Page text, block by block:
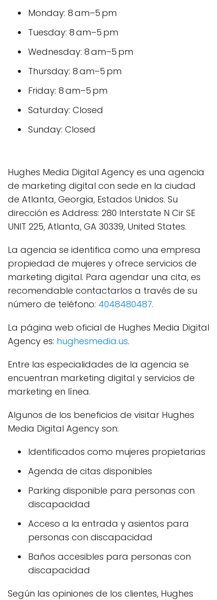
Monday: 8 am–5 pm
Tuesday: 8 am–5 pm
Wednesday: 8 am–5 pm
Thursday: 8 am–5 pm
Friday: 8 am–5 pm
Saturday: Closed
Sunday: Closed
Hughes Media Digital Agency es una agencia
de marketing digital con sede en la ciudad
de Atlanta, Georgia, Estados Unidos. Su
dirección es Address: 280 Interstate N Cir SE
UNIT 225, Atlanta, GA 30339, United States.
La agencia se identifica como una empresa
propiedad de mujeres y ofrece servicios de
marketing digital. Para agendar una cita, es
recomendable contactarlos a través de su
número de teléfono: 4048480487.
La página web oficial de Hughes Media Digital
Agency es: hughesmedia.us.
Entre las especialidades de la agencia se
encuentran marketing digital y servicios de
marketing en línea.
Algunos de los beneficios de visitar Hughes
Media Digital Agency son:
Identificados como mujeres propietarias
Agenda de citas disponibles
Parking disponible para personas con
discapacidad
Acceso a la entrada y asientos para
personas con discapacidad
Baños accesibles para personas con
discapacidad
Según las opiniones de los clientes, Hughes